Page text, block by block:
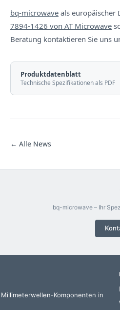
bq-microwave als europäischer
7894-1426 von AT Microwave
Beratung kontaktieren Sie uns
Produktdatenblatt
Technische Spezifikationen als PDF
← Alle News
bq-microwave – Ihr
Komponenten in